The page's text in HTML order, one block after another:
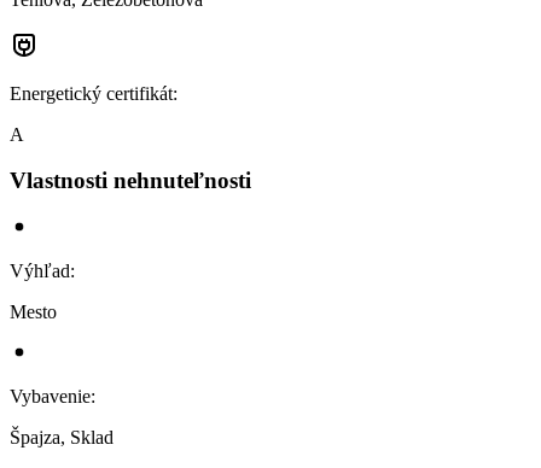
Energetický certifikát:
A
Vlastnosti nehnuteľnosti
Výhľad:
Mesto
Vybavenie:
Špajza, Sklad